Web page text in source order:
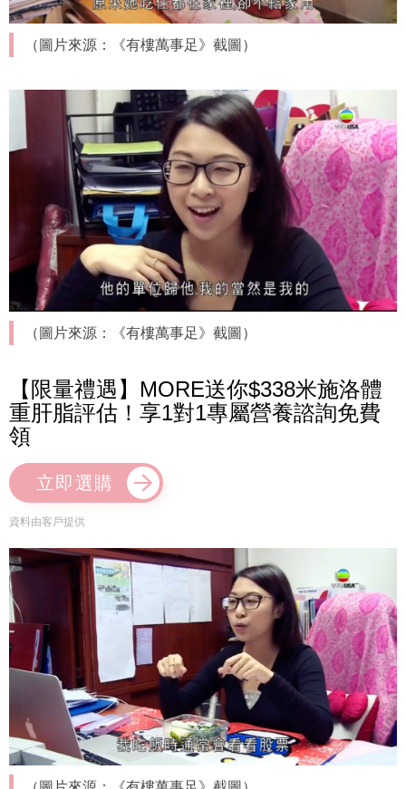
（圖片來源：《有樓萬事足》截圖）
（圖片來源：《有樓萬事足》截圖）
【限量禮遇】MORE送你$338米施洛體
重肝脂評估！享1對1專屬營養諮詢免費
領
立即選購
資料由客戶提供